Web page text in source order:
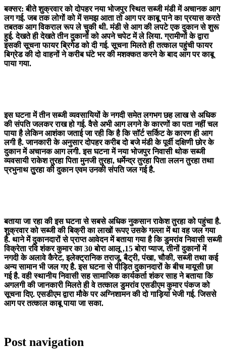
बक्सर: बीते शुक्रवार को दोपहर नया भोजपुर स्थित सब्जी मंडी में अचानक आग
लग गई. जब तक लोगों को में समझ आता तो आग पर काबू पाने का प्रयास करते
तबतक आग विकराल रूप ले चुकी थी. मंडी से आग की लपटे एक दुकान से शुरू
हुई. देखते ही देखते तीन दुकानों को अपने चपेट में ले लिया. ग्रामीणों के द्वारा
इसकी सूचना फायर ब्रिगेड को दी गई. सूचना मिलते ही तत्काल पहुंची फायर
बिग्रेड की दो वाहनों ने करीब घंटे भर की मशक्कत करने के बाद आग पर काबू
पाया गया.
इस घटना में तीन सब्जी व्यवसायियों के नगदी समेत लगभग छह लाख से अधिक
की संपति जलकर राख हो गई. वैसे अभी आग लगने के कारणों का पता नहीं चल
पाया है लेकिन आशंका जताई जा रही कि है कि सॉर्ट सर्किट के कारण ही आग
लगी है. जानकारी के अनुसार दोपहर करीब दो बजे मंडी के पूर्वी दक्षिणी छोर के
दुकान में अचानक आग लगी. इस घटना में नया भोजपुर निवासी थोक सब्जी
व्यवसायी राकेश तुरहा पिता मुनजी तुरहा, धर्मेन्द्र तुरहा पिता ललन तुरहा तथा
प्रभुनाथ तुुरहा की दुकान एवम उनकी संपति जल गई है.
बताया जा रहा की इस घटना से सबसे अधिक नुकसान राकेश तुरहा को पहुंचा है.
शुक्रवार को सब्जी की बिक्री का लाखों रूपए उसके गल्ला में था वह जल गया
है. थाने में दुकानदारों से प्राप्त आवेदन में बताया गया है कि डुमरांव निवासी सब्जी
विक्रेता रवि शंकर कुमार का 30 बोरा आलू ,15 बोरा प्याज, तीनों दुकानों में
नगदी के अलावे कैरेट, इलेक्ट्रानिक तराजू, बैट्री, पंखा, चौकी, सब्जी तथा कई
अन्य सामान भी जल गए है. इस घटना से पीड़ित दुकानदारों के बीच मायूसी छा
गई है. वही स्थानीय निवासी सह सामाजिक कार्यकर्ता शंकर साह ने बताया कि
अगलगी की जानकारी मिलते ही वे तत्काल डुमरांव एसडीएम कुमार पंकज को
सूचना दिए. एसडीएम द्वारा मौके पर अग्निशामन की दो गाड़ियां भेजी गई. जिससे
आग पर तत्काल काबू पाया जा सका.
Post navigation